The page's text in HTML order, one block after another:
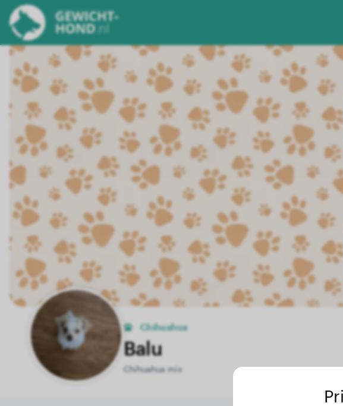
Chihuahua
Balu
Chihuahua mix